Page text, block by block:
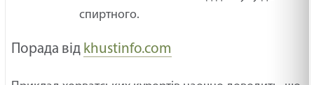
спиртного.
Порада від khustinfo.com